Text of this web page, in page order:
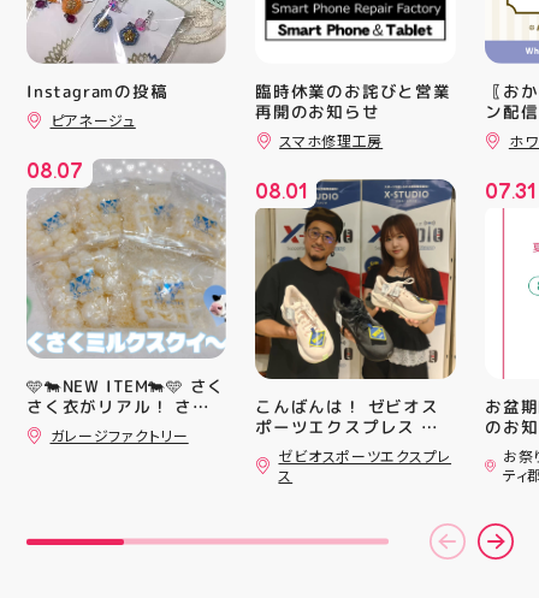
Instagramの投稿
ピアネージュ
08.07
🩵🐄NEW ITEM🐄🩵 さく
さく衣がリアル！ さく
さくミルクスクイーズ入
荷！ クセになる感触で
郡山駅前 #郡山市
ガレージファクトリー
臨時休業のお詫びと営業
再開のお知らせ
スマホ修理工房
08.01
こんばんは！ ゼビオス
ポーツエクスプレス ア
ティ郡山です🦭 ・ ★本
日のラジオ★は アシッ
クスからランニングシュ
6」の紹介でした ・ 特
徴としては ☆軽量かつ
ゼビオスポーツエクスプレ
ス
〖お
ン配
ッパ
￥
ーポ
ース
です
りの
ので
キャ
#歯の
ホ
07.31
お盆
のお知らせ
用い
ざい
(水)
いたしま
22:00
お祭
ティ